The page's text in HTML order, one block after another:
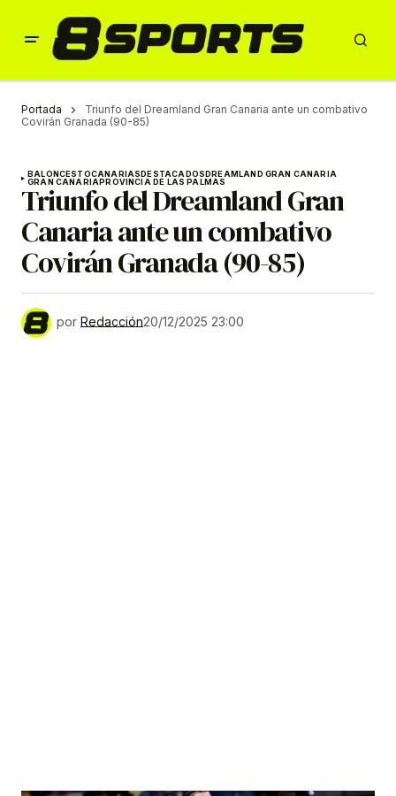
Portada
Triunfo del Dreamland Gran Canaria ante un combativo
Covirán Granada (90-85)
BALONCESTOCANARIASDESTACADOSDREAMLAND GRAN CANARIA
GRAN CANARIAPROVINCIA DE LAS PALMAS
Triunfo del Dreamland Gran
Canaria ante un combativo
Covirán Granada (90-85)
por Redacción20/12/2025 23:00